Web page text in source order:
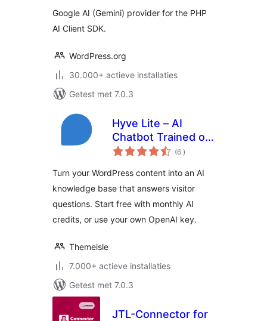
Google AI (Gemini) provider for the PHP
AI Client SDK.
WordPress.org
30.000+ actieve installaties
Getest met 7.0.3
Hyve Lite – AI
Chatbot Trained on
Your WordPress
(6 aantal
beoordelingen
)
Turn your WordPress content into an AI
knowledge base that answers visitor
questions. Start free with monthly AI
credits, or use your own OpenAI key.
Themeisle
7.000+ actieve installaties
Getest met 7.0.3
JTL-Connector for